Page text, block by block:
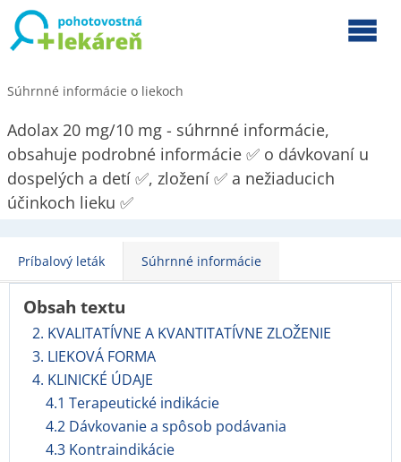
Súhrnné informácie o liekoch
Adolax 20 mg/10 mg - súhrnné informácie,
obsahuje podrobné informácie ✅ o dávkovaní u
dospelých a detí ✅, zložení ✅ a nežiaducich
účinkoch lieku ✅
Príbalový leták Súhrnné informácie
Obsah textu
2. KVALITATÍVNE A KVANTITATÍVNE ZLOŽENIE
3. LIEKOVÁ FORMA
4. KLINICKÉ ÚDAJE
4.1 Terapeutické indikácie
4.2 Dávkovanie a spôsob podávania
4.3 Kontraindikácie